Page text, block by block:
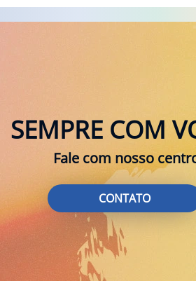
SEMPRE COM
Fale com nosso
CONTATO